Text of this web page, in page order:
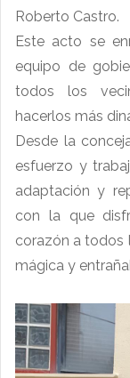
Roberto Castro.
Este acto se
equipo de
todos los
hacerlos más
Desde la
esfuerzo y
adaptación y
con la que
corazón a todos
mágica y